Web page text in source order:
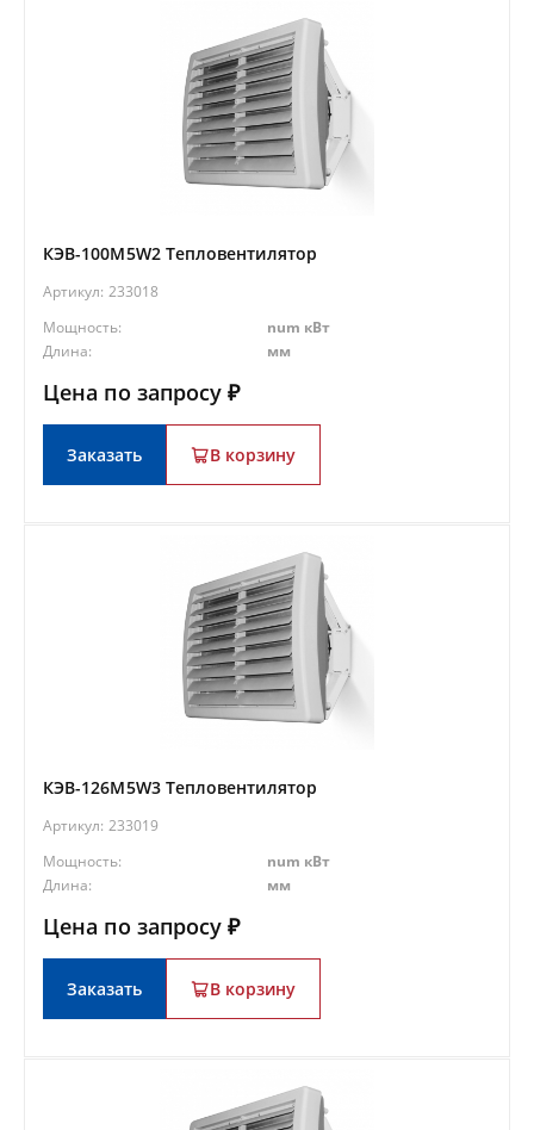
КЭВ-100M5W2 Тепловентилятор
Артикул: 233018
Мощность:
num кВт
Длина:
мм
Цена по запросу ₽
Заказать В корзину
КЭВ-126M5W3 Тепловентилятор
Артикул: 233019
Мощность:
num кВт
Длина:
мм
Цена по запросу ₽
Заказать В корзину